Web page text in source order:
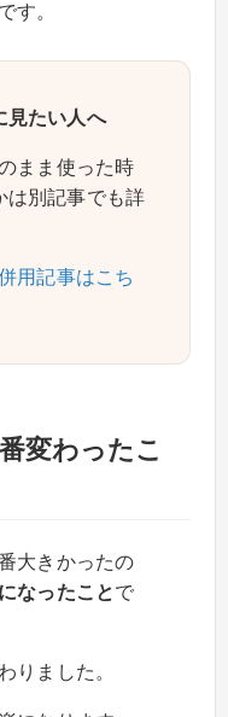
す。
見たい人へ
まま使った時
は別記事でも詳
用記事はこち
変わったこ
大きかったの
なったことで
りました。